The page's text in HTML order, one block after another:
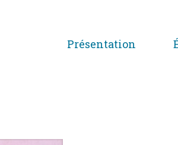
Présentation